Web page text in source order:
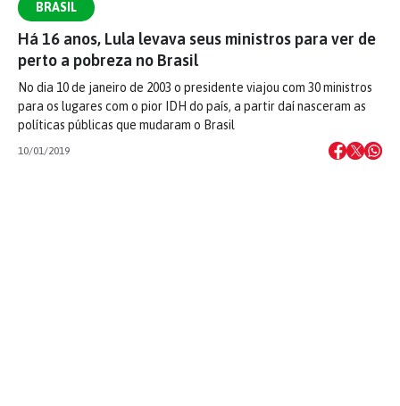
BRASIL
Há 16 anos, Lula levava seus ministros para ver de
perto a pobreza no Brasil
No dia 10 de janeiro de 2003 o presidente viajou com 30 ministros
para os lugares com o pior IDH do país, a partir daí nasceram as
políticas públicas que mudaram o Brasil
10/01/2019